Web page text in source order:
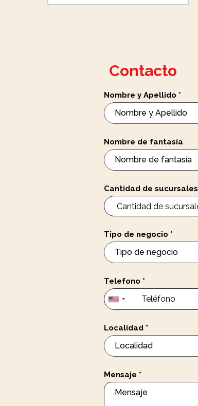
Contacto
Nombre y Apellido *
Nombre de fantasía
Cantidad de sucursales
Tipo de negocio *
Telefono *
Localidad *
Mensaje *